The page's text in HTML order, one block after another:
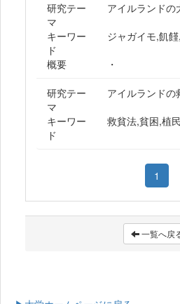
研究テー
マ
アイルランドの
キーワー
ド
ジャガイモ,飢
概要
・
研究テー
マ
アイルランドの
キーワー
ド
救貧法,貧困,植
1
一覧へ戻